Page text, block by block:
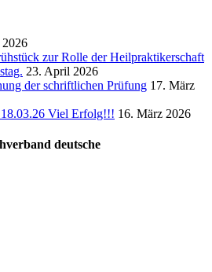
zur Rolle der Heilpraktikerschaft
23. April 2026
der schriftlichen Prüfung 17. März
Viel Erfolg!!! 16. März 2026
deutsche